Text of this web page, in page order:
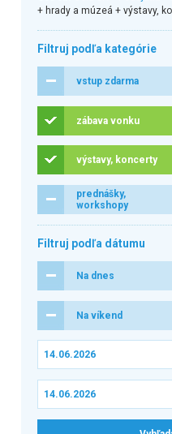
+ hrady a múzeá + výstavy,
Filtruj podľa kategórie
vstup zdarma
zábava vonku
výstavy, koncerty
prednášky,
workshopy
Filtruj podľa dátumu
Na dnes
Na víkend